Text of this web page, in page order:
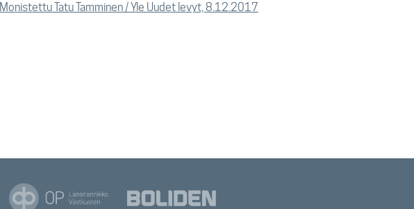
Monistettu Tatu Tamminen / Yle Uudet levyt, 8.12.2017